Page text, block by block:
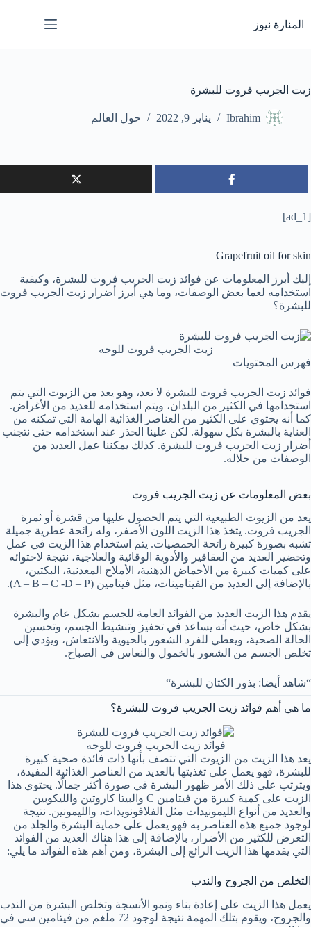
إلى
المحتوى
المنارة نيوز
زيت الجريب فروت للبشرة
Ibrahim يناير 9, 2022 حول العالم
[ad_1]
Grapefruit oil for skin
إليك أبرز المعلومات عن فوائد زيت الجريب فروت للبشرة، وكيفية
استخدامه لعما بعض الوصفات، وما هي أبرز أضرار زيت الجريب فروت
للبشرة؟
زيت الجريب فروت للوجه
فهرس المحتويات
فوائد زيت الجريب فروت للبشرة لا تعد، وهو يعد من الزيوت التي يتم
استخدامها في الكثير من البلدان، ويتم استخدامه للعديد من الأغراض.
كما أنه يحتوي على الكثير من العناصر الغذائية الهامة التي تمكنه من
العناية بالبشرة بكل سهولة. لكن علينا الحذر عند استخدامه حتى نتجنب
أضرار زيت الجريب فروت للبشرة. كذلك يمكننا عمل العديد من
الوصفات من خلاله.
بعض المعلومات عن زيت الجريب فروت
يعد من الزيوت الطبيعية التي يتم الحصول عليها من قشرة أو ثمرة
الجريب فروت. يتخذ هذا الزيت اللون الأصفر، وله رائحة عطرية جميلة
تشبه بصورة كبيرة رائحة الحمضيات. يتم استخدام هذا الزيت في عمل
وتحضير العديد من العقاقير والأدوية الوقائية والعلاجية، نتيجة لاحتوائه
على كميات كبيرة من الأحماض الدهنية، الأملاح المعدنية، البكتين،
بالإضافة إلى العديد من الفيتامينات، مثل فيتامين (A – B – C -D – P).
يقدم هذا الزيت العديد من الفوائد العامة للجسم بشكل عام والبشرة
بشكل خاص، حيث أنه يساعد في تحفيز وتنشيط الجسم، وتحسين
الحالة الصحية، ويعطي للفرد الشعور بالحيوية والانتعاش، ويؤدي إلى
تخلص الجسم من الشعور بالخمول والنعاس في الصباح.
“شاهد أيضا: بذور الكتان للبشرة“
ما هي أهم فوائد زيت الجريب فروت للبشرة؟
فوائد زيت الجريب فروت للوجه
يعد هذا الزيت من الزيوت التي تتصف بأنها ذات فائدة صحية كبيرة
للبشرة، فهو يعمل على تغذيتها بالعديد من العناصر الغذائية المفيدة،
ويترتب على ذلك الأمر ظهور البشرة في صورة أكثر جمالًا. يحتوي هذا
الزيت على كمية كبيرة من فيتامين C والبيتا كاروتين والليكوبين
والعديد من أنواع الليمونيدات مثل الفلافونويدات، والليمونين. نتيجة
لوجود جميع هذه العناصر به فهو يعمل على حماية البشرة والجلد من
التعرض للكثير من الأضرار، بالإضافة إلى هذا هناك العديد من الفوائد
التي يقدمها هذا الزيت الرائع إلى البشرة، ومن أهم هذه الفوائد ما يلي:
التخلص من الجروح والندب
يعمل هذا الزيت على إعادة بناء ونمو الأنسجة وتخلص البشرة من الندب
والجروح، ويقوم بتلك المهمة نتيجة لوجود 72 ملغم من فيتامين سي في